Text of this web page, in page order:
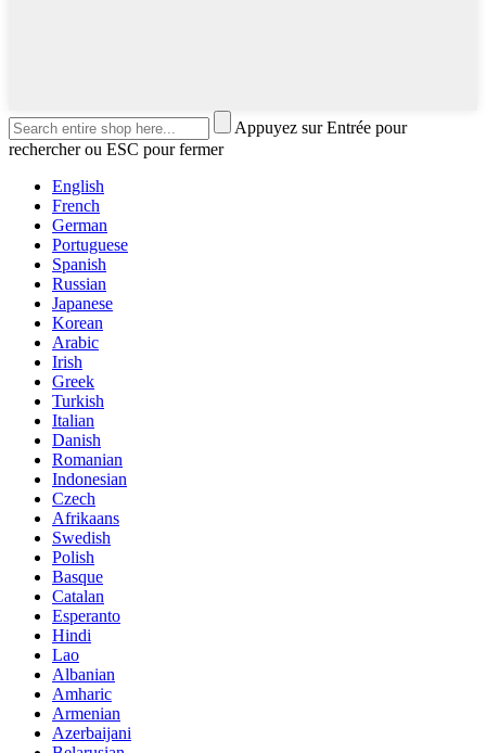
Appuyez sur Entrée pour
rechercher ou ESC pour fermer
English
French
German
Portuguese
Spanish
Russian
Japanese
Korean
Arabic
Irish
Greek
Turkish
Italian
Danish
Romanian
Indonesian
Czech
Afrikaans
Swedish
Polish
Basque
Catalan
Esperanto
Hindi
Lao
Albanian
Amharic
Armenian
Azerbaijani